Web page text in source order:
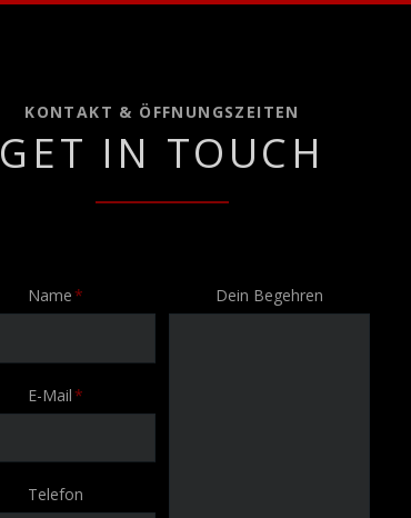
KONTAKT & ÖFFNUNGSZEITEN
GET IN TOUCH
Pflichtfeld
Name*
Pflichtfeld
E-Mail*
Telefon
Dein Begehren